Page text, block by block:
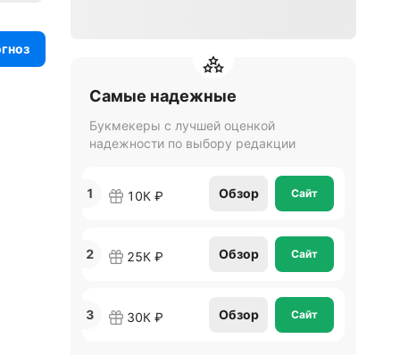
Самые надежные
Букмекеры с лучшей оценкой
надежности по выбору редакции
1 10К ₽ Обзор Сайт
2 25К ₽ Обзор Сайт
3 30К ₽ Обзор Сайт